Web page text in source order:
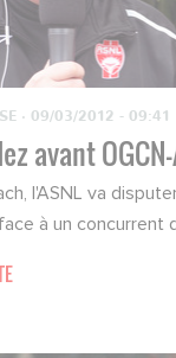
· 09/03/2012 - 09:41
avant
l'ASNL va
à un concurrent